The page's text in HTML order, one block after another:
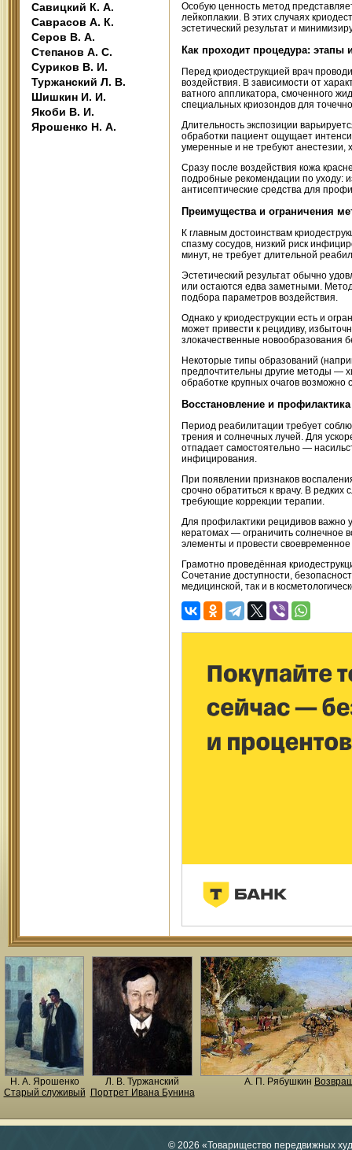
Савицкий К. А.
Саврасов А. К.
Серов В. А.
Степанов А. С.
Суриков В. И.
Туржанский Л. В.
Шишкин И. И.
Якоби В. И.
Ярошенко Н. А.
Особую ценность метод
лейкоплакии. В этих случаях
эстетический результат и
Как проходит процедура: этапы
Перед криодеструкцией врач
воздействия. В зависимости от
ватного аппликатора, смоченного
специальных криозондов для
Длительность экспозиции
обработки пациент ощущает
умеренные и не требуют анестезии,
Сразу после воздействия кожа
подробные рекомендации по уходу:
антисептические средства для
Преимущества и ограничения
К главным достоинствам
спазму сосудов, низкий риск
минут, не требует длительной
Эстетический результат обычно
или остаются едва заметными.
подбора параметров воздействия.
Однако у криодеструкции есть и
может привести к рецидиву,
злокачественные новообразования
Некоторые типы образований
предпочтительны другие методы —
обработке крупных очагов
Восстановление и
Период реабилитации требует
трения и солнечных лучей. Для
отпадает самостоятельно —
инфицирования.
При появлении признаков
срочно обратиться к врачу. В
требующие коррекции терапии.
Для профилактики рецидивов важно
кератомах — ограничить солнечное
элементы и провести
Грамотно проведённая
Сочетание доступности,
медицинской, так и в
Н. A. Ярошенко
Старый служивый
Л. В. Туржанский
Портрет Ивана Бунина
А. П. Рябушкин
© 2026 «Товарищество передвижных